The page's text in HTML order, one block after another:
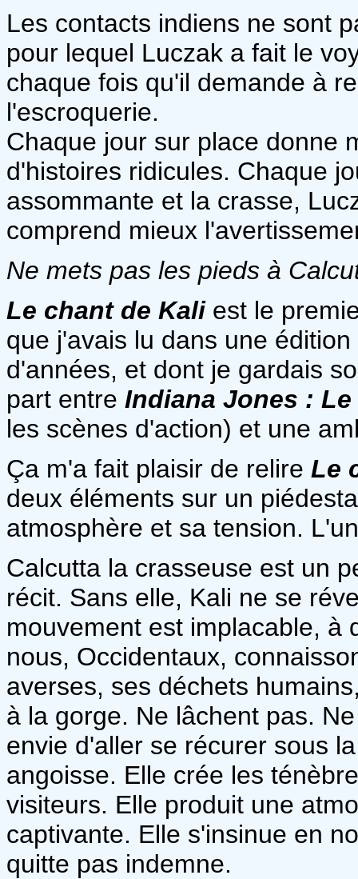
Les contacts indiens ne sont
pour lequel Luczak a fait le
chaque fois qu'il demande à
l'escroquerie.
Chaque jour sur place donne
d'histoires ridicules. Chaque
assommante et la crasse,
comprend mieux
Ne mets pas les pieds à
Le chant de Kaliest le
que j'avais lu dans une
d'années, et dont je gardais
part entre Indiana Jones :
les scènes d'action) et une
Ça m'a fait plaisir de relire Le
deux éléments sur un
atmosphère et sa tension.
Calcutta la crasseuse est un
récit. Sans elle, Kali ne se
mouvement est implacable, à
nous, Occidentaux,
averses, ses déchets
à la gorge. Ne lâchent pas.
envie d'aller se récurer sous
angoisse. Elle crée les
visiteurs. Elle produit une
captivante. Elle s'insinue en
quitte pas indemne.